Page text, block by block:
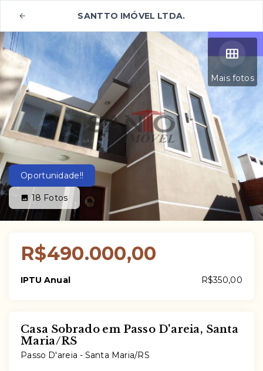
SANTTO IMÓVEL LTDA.
Mais fotos
Oportunidade!!
18 Fotos
R$490.000,00
IPTU Anual R$350,00
Casa Sobrado em Passo D'areia, Santa
Maria/RS
Passo D'areia - Santa Maria/RS